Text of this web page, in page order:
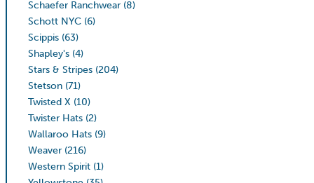
Schaefer Ranchwear (8)
Schott NYC (6)
Scippis (63)
Shapley's (4)
Stars & Stripes (204)
Stetson (71)
Twisted X (10)
Twister Hats (2)
Wallaroo Hats (9)
Weaver (216)
Western Spirit (1)